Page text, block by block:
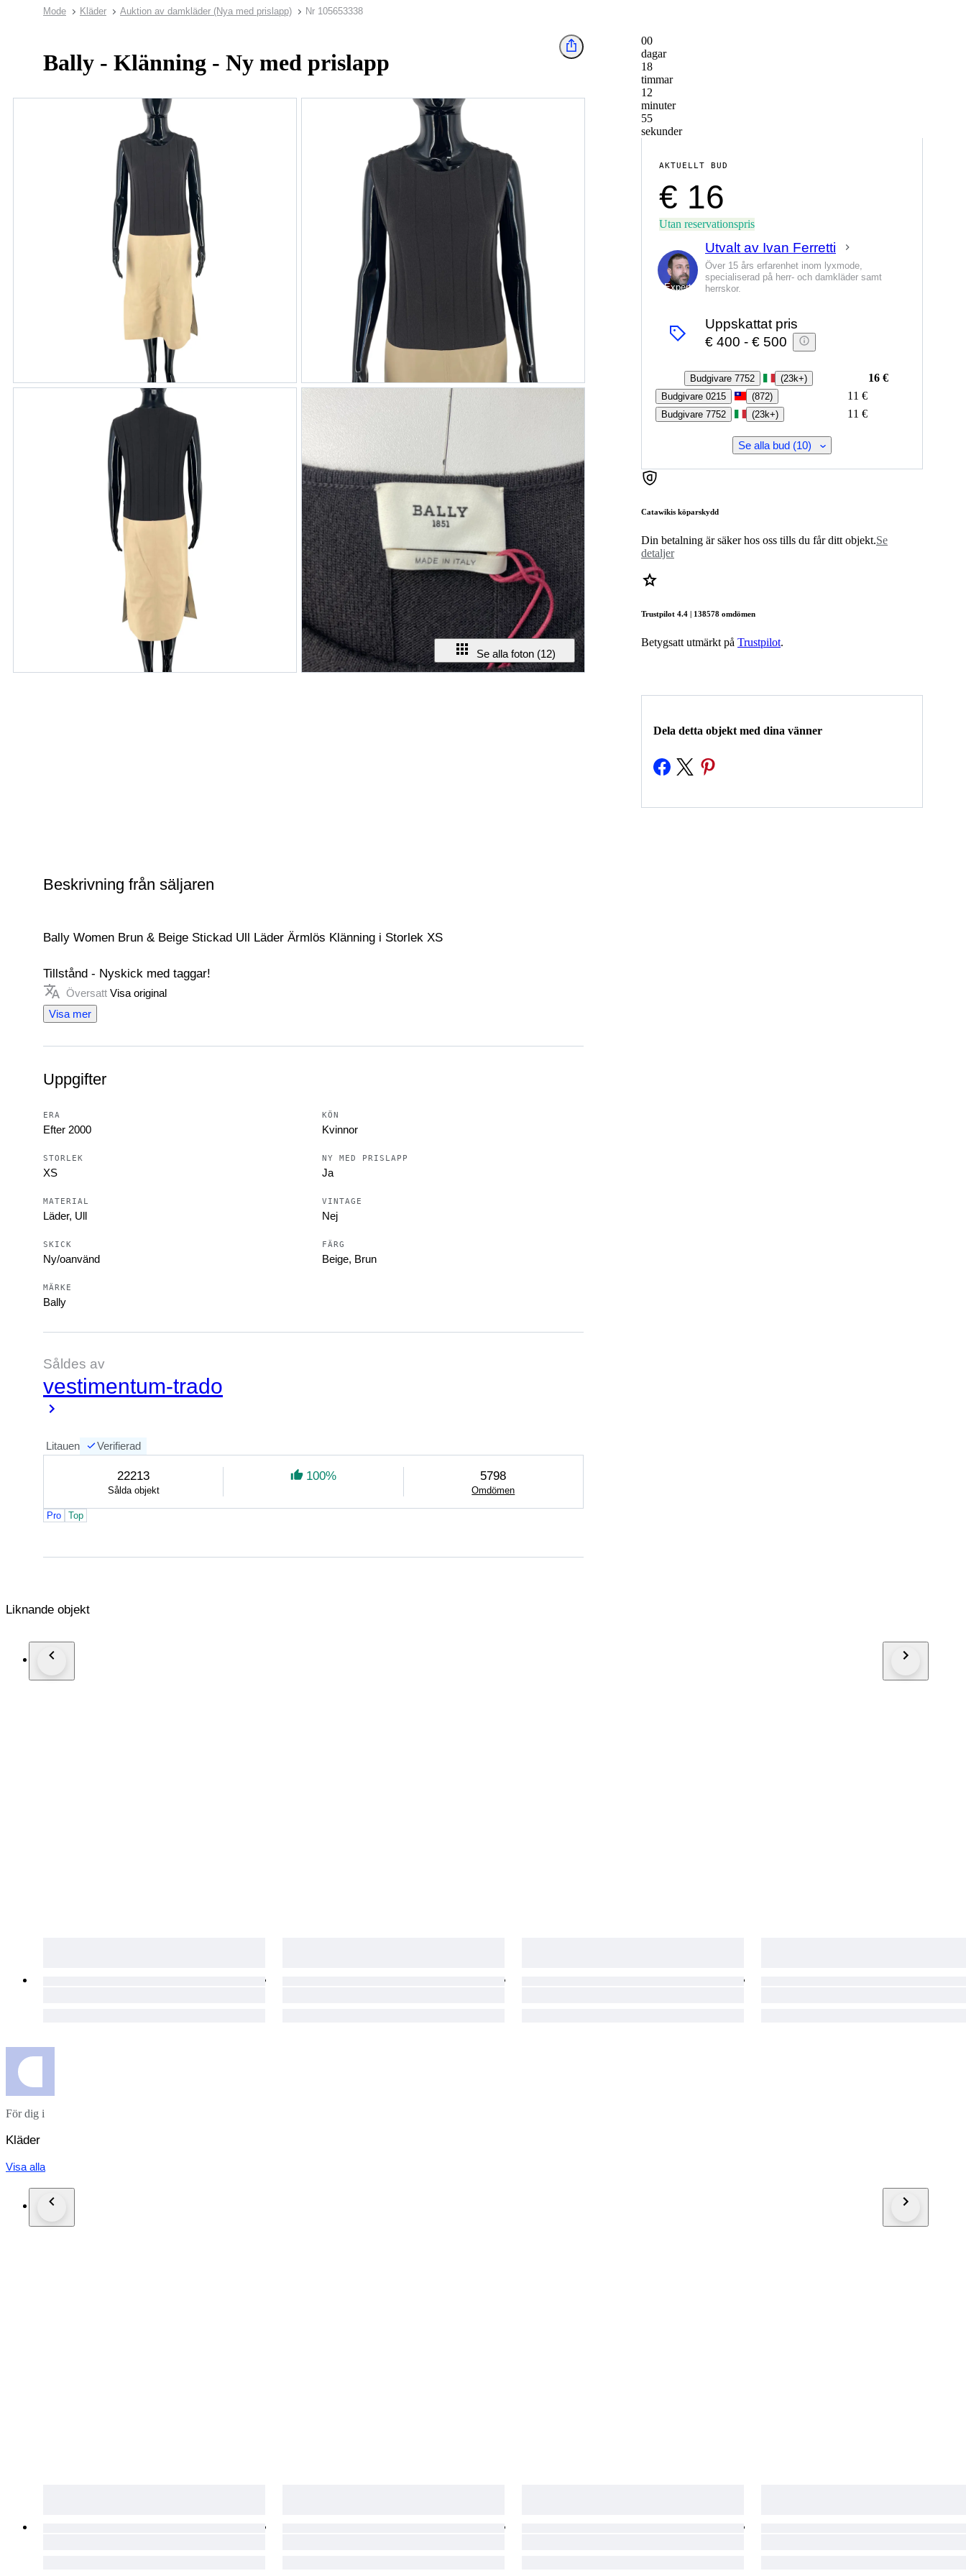
Mode Kläder Auktion av damkläder (Nya med prislapp) Nr 105653338
Bally - Klänning - Ny med prislapp
Se alla foton (12)
00
dagar
18
timmar
12
minuter
55
sekunder
AKTUELLT BUD
€ 16
Utan reservationspris
Expert
Utvalt av Ivan Ferretti
Över 15 års erfarenhet inom lyxmode,
specialiserad på herr- och damkläder samt
herrskor.
Uppskattat pris
€ 400 - € 500
Budgivare 7752 (23k+) 16 €
Budgivare 0215 (872) 11 €
Budgivare 7752 (23k+) 11 €
Se alla bud (10)
Catawikis köparskydd
Din betalning är säker hos oss tills du får ditt objekt.Se
detaljer
Trustpilot 4.4 | 138578 omdömen
Betygsatt utmärkt på Trustpilot.
Dela detta objekt med dina vänner
Beskrivning från säljaren
Bally Women Brun & Beige Stickad Ull Läder Ärmlös Klänning i Storlek XS
Tillstånd - Nyskick med taggar!
100% äkta!
Måtten som visas på bilderna är följande:
- Armhåla till armhåla
- Den totala längden bak (nedersta kragens söm till plaggets nederkant)
Leveransmetod – Spårbar och försäkrad Premium Priority internationell leverans.
Översatt Visa original
Visa mer
Uppgifter
ERA
Efter 2000
KÖN
Kvinnor
STORLEK
XS
NY MED PRISLAPP
Ja
MATERIAL
Läder, Ull
VINTAGE
Nej
SKICK
Ny/oanvänd
FÄRG
Beige, Brun
MÄRKE
Bally
Såldes av
vestimentum-trado
Litauen Verifierad
22213
Sålda objekt
100% 5798
Omdömen
Pro Top
Liknande objekt
För dig i
Kläder
Visa alla